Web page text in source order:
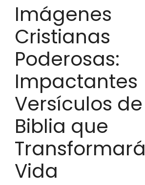
Imágenes
Cristianas
Poderosas:
Impactantes
Versículos
Biblia que
Vida